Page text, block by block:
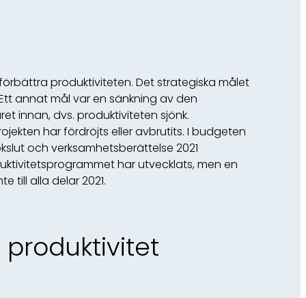
produktiviteten. Det strategiska målet
annat mål var en sänkning av den
innan, dvs. produktiviteten sjönk.
har fördröjts eller avbrutits. I budgeten
och verksamhetsberättelse 2021
har utvecklats, men en
till alla delar 2021.
produktivitet